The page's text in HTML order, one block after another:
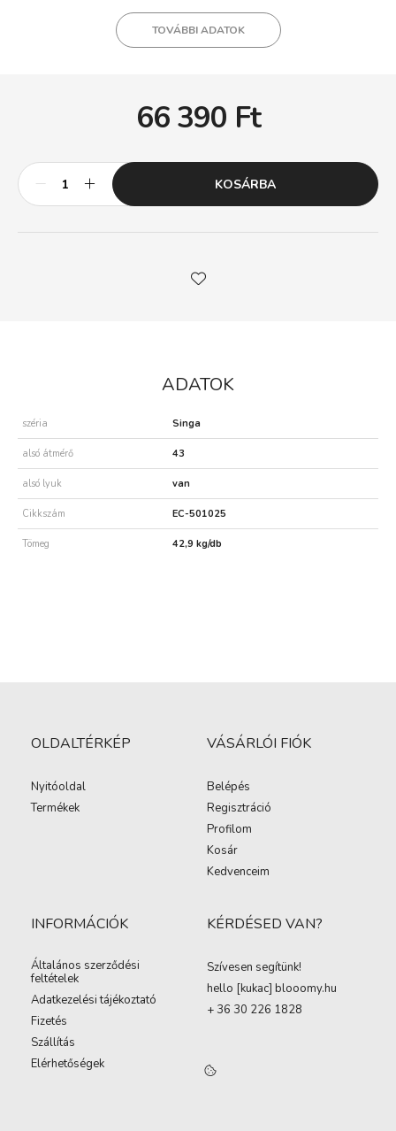
TOVÁBBI ADATOK
66 390 Ft
KOSÁRBA
ADATOK
széria Singa
alsó átmérő 43
alsó lyuk van
Cikkszám EC-501025
Tömeg 42,9 kg/db
OLDALTÉRKÉP
Nyitóoldal
Termékek
VÁSÁRLÓI FIÓK
Belépés
Regisztráció
Profilom
Kosár
Kedvenceim
INFORMÁCIÓK
Általános szerződési
feltételek
Adatkezelési tájékoztató
Fizetés
Szállítás
Elérhetőségek
KÉRDÉSED VAN?
Szívesen segítünk!
hello [kukac] blooomy.hu
+ 36 30 226 1828